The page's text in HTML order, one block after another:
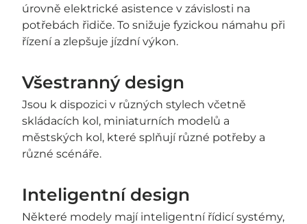
úrovně elektrické asistence v závislosti na
potřebách řidiče. To snižuje fyzickou námahu při
řízení a zlepšuje jízdní výkon.
Všestranný design
Jsou k dispozici v různých stylech včetně
skládacích kol, miniaturních modelů a
městských kol, které splňují různé potřeby a
různé scénáře.
Inteligentní design
Některé modely mají inteligentní řídicí systémy,